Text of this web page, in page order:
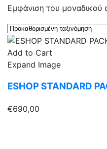
Εμφάνιση του μοναδικού
Add to Cart
Expand Image
ESHOP STANDARD
€690,00